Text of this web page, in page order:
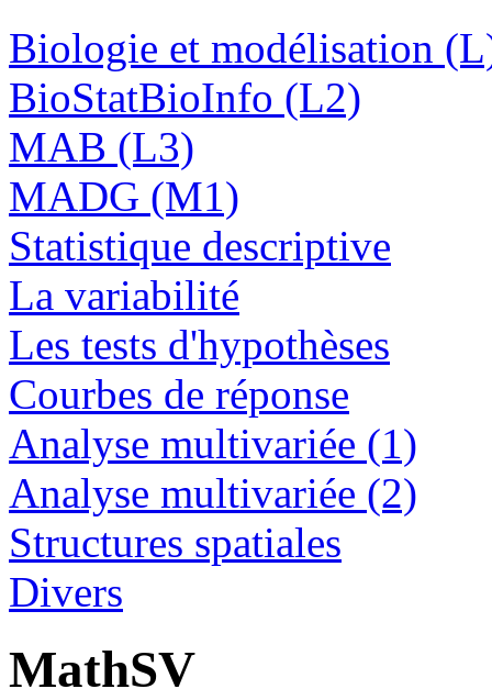
Biologie et modélisation
BioStatBioInfo (L2)
MAB (L3)
MADG (M1)
Statistique descriptive
La variabilité
Les tests d'hypothèses
Courbes de réponse
Analyse multivariée (1)
Analyse multivariée (2)
Structures spatiales
Divers
MathSV